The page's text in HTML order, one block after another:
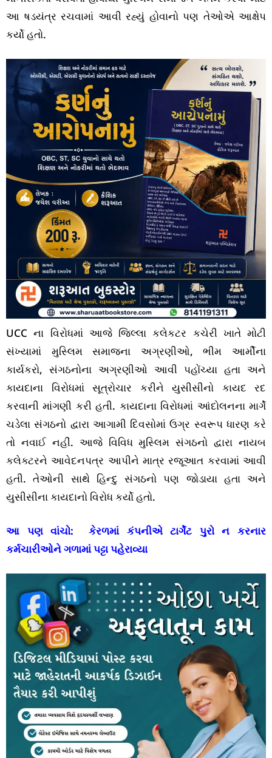
આ ષડયંત્ર રચવામાં આવી રહ્યું હોવાનો પણ તેઓએ આક્ષેપ
કર્યો હતો.
UCC ના વિરોધમાં આજે જિલ્લા કલેકટર કચેરી ખાતે મોટી
સંખ્યામાં મુસ્લિમ સમાજના અગ્રણીઓ, ભીમ આર્મીના
કાર્યકરો, સંગઠનોના અગ્રણીઓ આવી પહોંચ્યા હતા અને
કાયદાના વિરોધમાં સૂત્રોચાર કરીને યુસીસીનો કાયદ રદ
કરવાની માંગણી કરી હતી. કાયદાના વિરોધમાં આંદોલનના માર્ગે
ચડેલા સંગઠનો દ્વારા આગામી દિવસોમાં ઉગ્ર સ્વરૂપ ધારણ કરે
તો નવાઈ નહીં. આજે વિવિધ મુસ્લિમ સંગઠનો દ્વારા નાયબ
કલેક્ટરને આવેદનપત્ર આપીને માત્ર રજૂઆત કરવામાં આવી
હતી. તેઓની સાથે હિન્દુ સંગઠનો પણ જોડાયા હતા અને
યુસીસીના કાયદાનો વિરોધ કર્યો હતો.
આ પણ વાંચો:કેરળમાં કંપનીએ ટાર્ગેટ પુરો ન કરનાર
કર્મચારીઓને ગળામાં પટ્ટા પહેરાવ્યા